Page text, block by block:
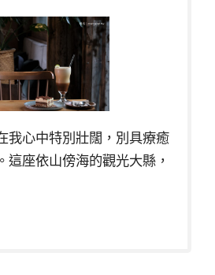
我心中特別壯闊，別具療癒
這座依山傍海的觀光大縣，